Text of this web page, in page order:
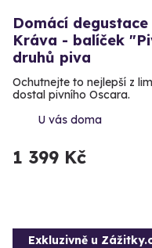
Domácí
Kráva - balíček
druhů piva
Ochutnejte to nejlepší z
dostal pivního Oscara.
U vás doma
1 399 Kč
Exkluzivně u